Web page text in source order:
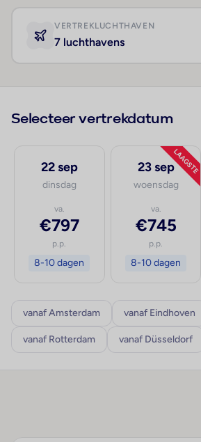
VERTREKLUCHTHAVEN
7 luchthavens
Selecteer vertrekdatum
22 sep
dinsdag
va.
€797
p.p.
8-10 dagen
LAAGSTE
23 sep
woensdag
va.
€745
p.p.
8-10 dagen
vanaf Amsterdam vanaf Eindhoven
vanaf Rotterdam vanaf Düsseldorf